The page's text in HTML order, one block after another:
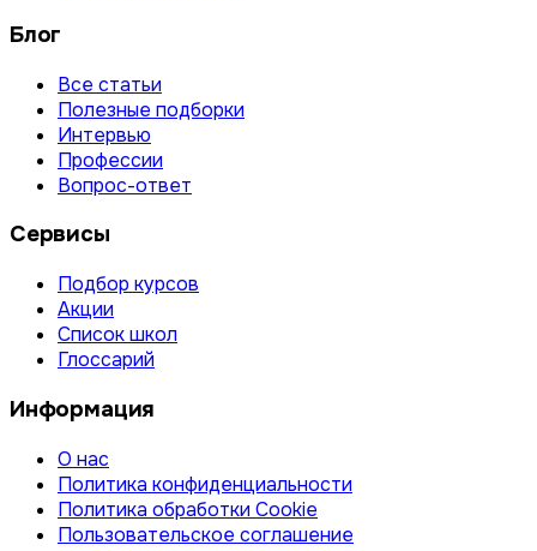
Блог
Все статьи
Полезные подборки
Интервью
Профессии
Вопрос-ответ
Сервисы
Подбор курсов
Акции
Список школ
Глоссарий
Информация
О нас
Политика конфиденциальности
Политика обработки Cookie
Пользовательское соглашение